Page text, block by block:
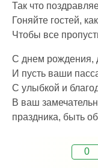
Так что
Гоняйте гостей,
Чтобы все
С днем рождения,
И пусть ваши
С улыбкой и
В ваш
праздника, быть
0